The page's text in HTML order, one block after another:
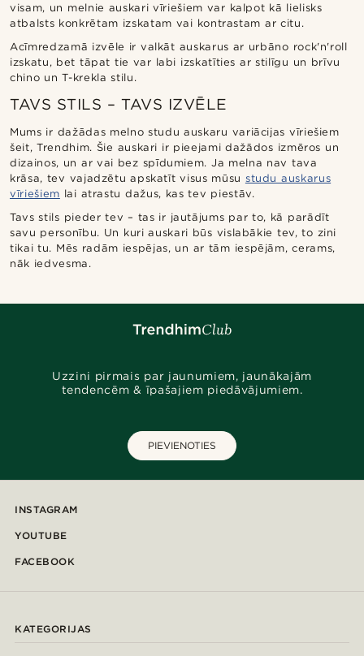
visam, un melnie auskari vīriešiem var kalpot kā lielisks
atbalsts konkrētam izskatam vai kontrastam ar citu.
Acīmredzamā izvēle ir valkāt auskarus ar urbāno rock'n'roll
izskatu, bet tāpat tie var labi izskatīties ar stilīgu un brīvu
chino un T-krekla stilu.
TAVS STILS – TAVS IZVĒLE
Mums ir dažādas melno studu auskaru variācijas vīriešiem
šeit, Trendhim. Šie auskari ir pieejami dažādos izmēros un
dizainos, un ar vai bez spīdumiem. Ja melna nav tava
krāsa, tev vajadzētu apskatīt visus mūsu studu auskarus
vīriešiem lai atrastu dažus, kas tev piestāv.
Tavs stils pieder tev – tas ir jautājums par to, kā parādīt
savu personību. Un kuri auskari būs vislabākie tev, to zini
tikai tu. Mēs radām iespējas, un ar tām iespējām, cerams,
nāk iedvesma.
Uzzini pirmais par jaunumiem, jaunākajām
tendencēm & īpašajiem piedāvājumiem.
PIEVIENOTIES
INSTAGRAM
YOUTUBE
FACEBOOK
KATEGORIJAS